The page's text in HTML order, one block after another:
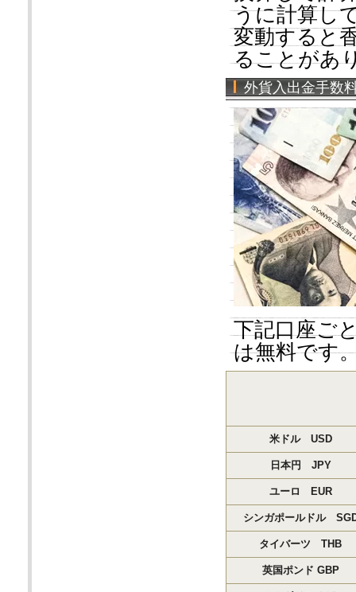
うに計算し
変動すると
ることがあ
外貨入出金手数
下記口座ご
は無料です
米ドル USD
日本円 JPY
ユーロ EUR
シンガポールドル
タイバーツ THB
英国ポンド GBP